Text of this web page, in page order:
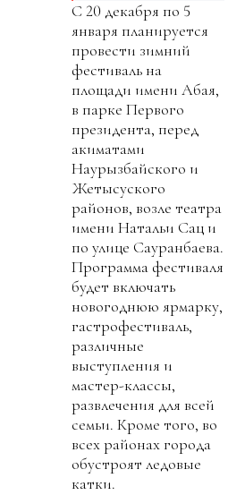
С 20 декабря по 5
января планируется
провести зимний
фестиваль на
площади имени Абая,
в парке Первого
президента, перед
акиматами
Наурызбайского и
Жетысуского
районов, возле театра
имени Натальи Сац и
по улице Сауранбаева.
Программа фестиваля
будет включать
новогоднюю ярмарку,
гастрофестиваль,
различные
выступления и
мастер-классы,
развлечения для всей
семьи. Кроме того, во
всех районах города
обустроят ледовые
катки.